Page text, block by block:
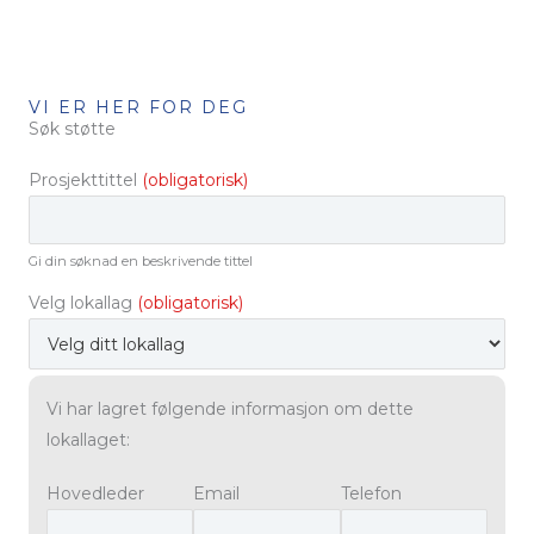
VI ER HER FOR DEG
Søk støtte
Prosjekttittel (obligatorisk)
Gi din søknad en beskrivende tittel
Velg lokallag (obligatorisk)
Vi har lagret følgende informasjon om dette
lokallaget:
Hovedleder Email Telefon